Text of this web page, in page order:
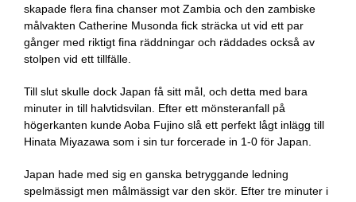
skapade flera fina chanser mot Zambia och den zambiske
målvakten Catherine Musonda fick sträcka ut vid ett par
gånger med riktigt fina räddningar och räddades också av
stolpen vid ett tillfälle.
Till slut skulle dock Japan få sitt mål, och detta med bara
minuter in till halvtidsvilan. Efter ett mönsteranfall på
högerkanten kunde Aoba Fujino slå ett perfekt lågt inlägg till
Hinata Miyazawa som i sin tur forcerade in 1-0 för Japan.
Japan hade med sig en ganska betryggande ledning
spelmässigt men målmässigt var den skör. Efter tre minuter i